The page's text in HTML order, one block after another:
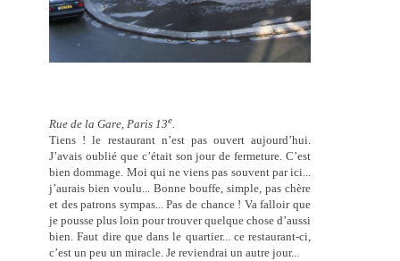
Rue de la Gare, Paris 13e.
Tiens ! le restaurant n’est pas ouvert aujourd’hui.
J’avais oublié que c’était son jour de fermeture. C’est
bien dommage. Moi qui ne viens pas souvent par ici...
j’aurais bien voulu... Bonne bouffe, simple, pas chère
et des patrons sympas... Pas de chance ! Va falloir que
je pousse plus loin pour trouver quelque chose d’aussi
bien. Faut dire que dans le quartier... ce restaurant-ci,
c’est un peu un miracle. Je reviendrai un autre jour...